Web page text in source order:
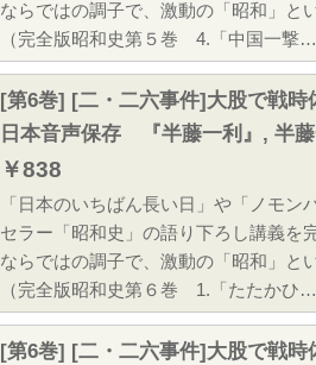
ならではの調子で、激動の「昭和」と
（完全版昭和史第５巻 4.「中国一撃…
[第6巻] [二・二六事件]大股で戦時
日本音声保存 『半藤一利』, 半
￥838
「日本のいちばん長い日」や「ノモ
セラー「昭和史」の語り下ろし講義を
ならではの調子で、激動の「昭和」と
（完全版昭和史第６巻 1.「たたかひ…
[第6巻] [二・二六事件]大股で戦時